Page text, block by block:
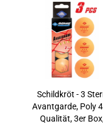
Schildkröt - 3
Avantgarde, Poly
Qualität, 3er